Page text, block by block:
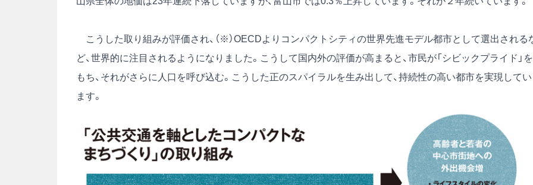
こうした取り組みが評価され、（※）OECDよりコンパクトシティの世界先進モデル都市として選出される
ど、世界的に注目されるようになりました。こうして国内外の評価が高まると、市民が「シビックプライド」を
もち、それがさらに人口を呼び込む。こうした正のスパイラルを生み出して、持続性の高い都市を実現して
ます。